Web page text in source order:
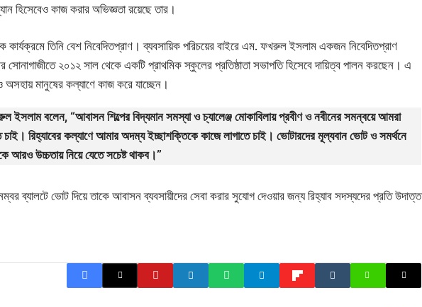
হিসেবেও কাজ করার অভিজ্ঞতা রয়েছে তার।
কার্যক্রমে তিনি বেশ নিবেদিতপ্রাণ। ব্যবসায়িক পরিচয়ের বাইরে এম. ফখরুল ইসলাম একজন নিবেদিতপ্রাণ
সোনাগাজীতে ২০১২ সাল থেকে একটি প্রাথমিক স্কুলের প্রতিষ্ঠাতা সভাপতি হিসেবে দায়িত্ব পালন করছেন। এ
ও অসহায় মানুষের কল্যাণে কাজ করে যাচ্ছেন।
ইসলাম বলেন, “আবাসন শিল্পের বিদ্যমান সমস্যা ও চ্যালেঞ্জ মোকাবিলায় প্রবীণ ও নবীনের সমন্বয়ে আমরা
রিহ্যাবের কল্যাণে আমার অদম্য ইচ্ছাশক্তিকে কাজে লাগাতে চাই। ভোটারদের মূল্যবান ভোট ও সমর্থনে
আরও উচ্চতায় নিয়ে যেতে সচেষ্ট থাকব।”
নম্বর ব্যালটে ভোট দিয়ে তাকে আবাসন ব্যবসায়ীদের সেবা করার সুযোগ দেওয়ার জন্য রিহ্যাব সদস্যদের প্রতি উদাত্ত